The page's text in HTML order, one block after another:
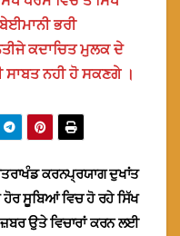
ਭਰੀ
ਕਦਾਚਿਤ ਮੁਲਕ ਦੇ
ਨਹੀ ਹੋ ਸਕਣਗੇ ।
ਕਰਨਪ੍ਰਯਾਗ ਦੁਖਾਂਤ
ਸੂਬਿਆਂ ਵਿਚ ਹੋ ਰਹੇ ਸਿੱਖ
ਜ਼ਬਰ ਉਤੇ ਵਿਚਾਰਾਂ ਕਰਨ ਲਈ